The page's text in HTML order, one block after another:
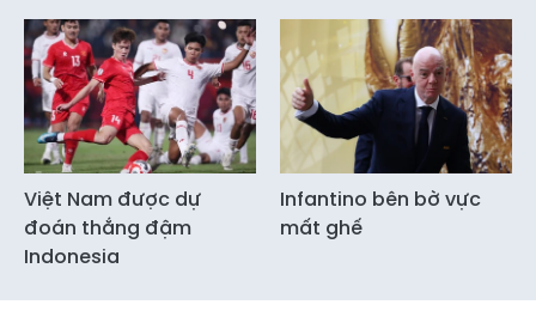
Việt Nam được dự
đoán thắng đậm
Indonesia
Infantino bên bờ vực
mất ghế